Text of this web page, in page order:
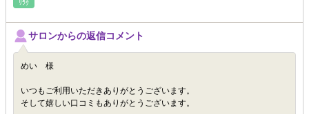
ﾘﾗｸ
サロンからの返信コメント
めい 様
いつもご利用いただきありがとうございます。
そして嬉しい口コミもありがとうございます。